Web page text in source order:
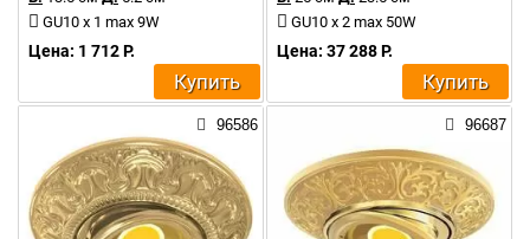
GU10 x 1 max 9W
Цена: 1 712 Р.
Купить
GU10 x 2 max 50W
Цена: 37 288 Р.
Купить
96586 96687